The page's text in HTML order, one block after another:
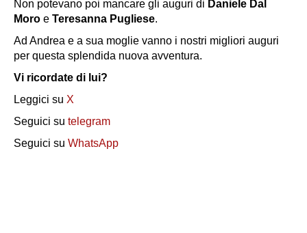
Non potevano poi mancare gli auguri di Daniele Dal
Moro e Teresanna Pugliese.
Ad Andrea e a sua moglie vanno i nostri migliori auguri
per questa splendida nuova avventura.
Vi ricordate di lui?
Leggici su X
Seguici su telegram
Seguici su WhatsApp